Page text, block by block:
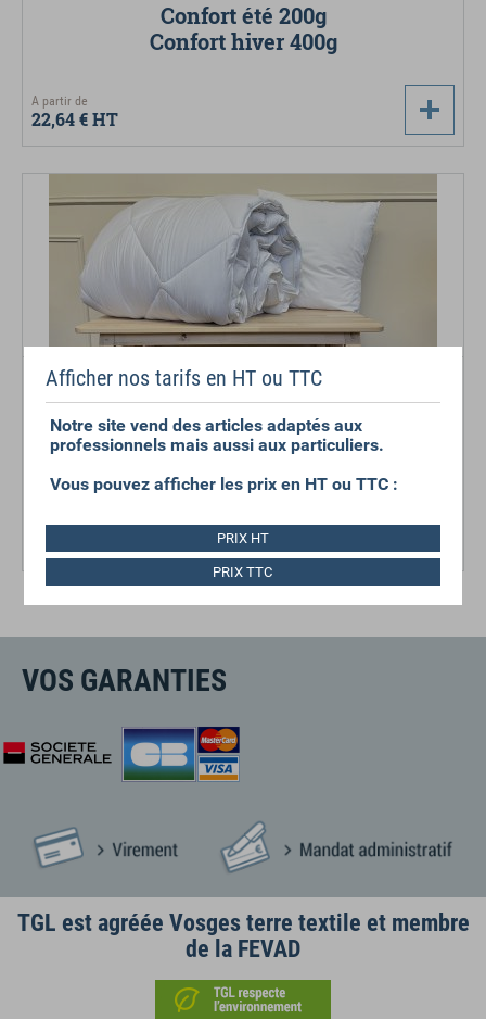
Confort été 200g
Confort hiver 400g
A partir de
22,64 €HT
COUETTE ZIPPABLE
Couettes 130x240
ou 260x260
VOS GARANTIES
TGL est agréée Vosges terre textile et membre
de la FEVAD
Afficher nos tarifs en HT ou TTC
Notre site vend des articles adaptés aux
professionnels mais aussi aux particuliers.
Vous pouvez afficher les prix en HT ou TTC :
PRIX HT
PRIX TTC